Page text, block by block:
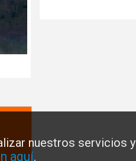
nuestros servicios y
aquí.